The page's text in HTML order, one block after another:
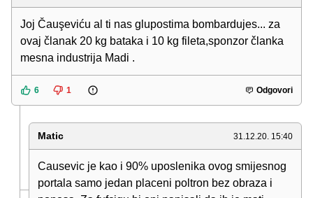
Joj Čauşeviću al ti nas glupostima bombardujes... za
ovaj članak 20 kg bataka i 10 kg fileta,sponzor članka
mesna industrija Madi .
6 1 Odgovori
Matic 31.12.20. 15:40
Causevic je kao i 90% uposlenika ovog smijesnog
portala samo jedan placeni poltron bez obraza i